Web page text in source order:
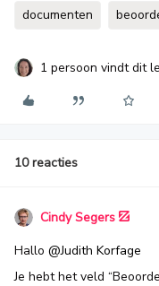
documenten
1 persoon vindt dit
10 reacties
Cindy Segers
Hallo ​ @Judith Korfage
Je hebt het veld